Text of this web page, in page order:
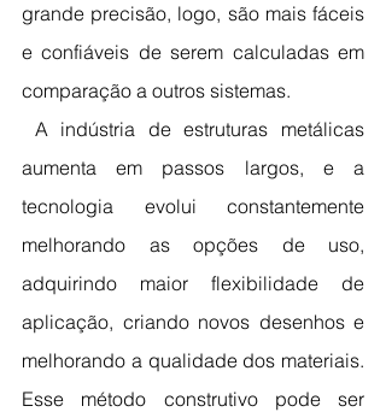
grande precisão, logo, são mais fáceis
e confiáveis de serem calculadas em
comparação a outros sistemas.
aumenta em passos largos, e a
tecnologia evolui constantemente
melhorando as opções de uso,
adquirindo maior flexibilidade de
aplicação, criando novos desenhos e
melhorando a qualidade dos materiais.
Esse método construtivo pode ser